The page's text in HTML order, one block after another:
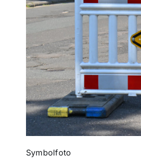
Symbolfoto